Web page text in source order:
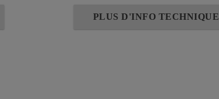
PLUS D'INFO TECHNIQUE